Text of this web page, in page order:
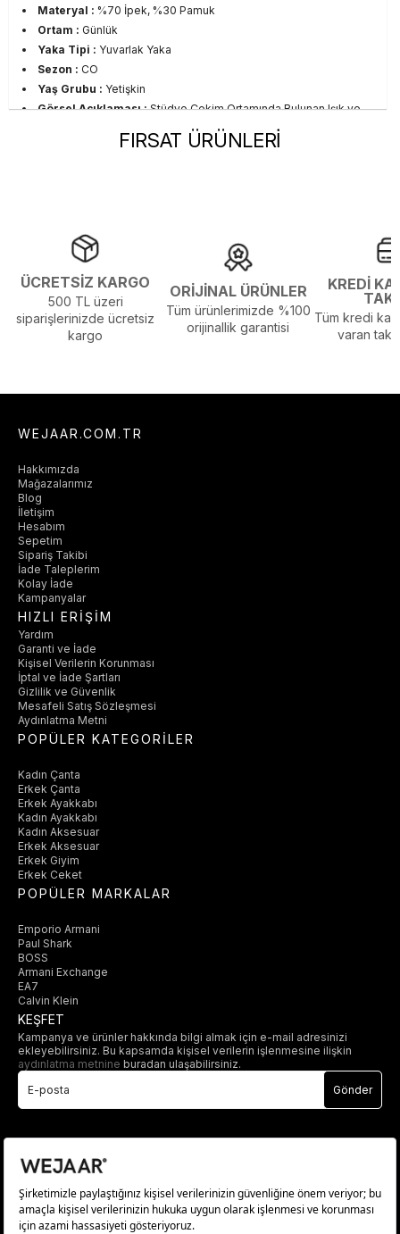
Materyal : %70 İpek, %30 Pamuk
Ortam : Günlük
Yaka Tipi : Yuvarlak Yaka
Sezon : CO
Yaş Grubu : Yetişkin
Görsel Açıklaması :Stüdyo Çekim Ortamında Bulunan Işık ve
Gölgelenmelerden Dolayı Renk Farklılıkları Olabilir
FIRSAT ÜRÜNLERİ
ÜCRETSİZ KARGO
500 TL üzeri
siparişlerinizde ücretsiz
kargo
ORİJİNAL ÜRÜNLER
Tüm ürünlerimizde %100
orijinallik garantisi
KREDİ
Tüm kredi
varan
WEJAAR.COM.TR
Hakkımızda
Mağazalarımız
Blog
İletişim
Hesabım
Sepetim
Sipariş Takibi
İade Taleplerim
Kolay İade
Kampanyalar
HIZLI ERİŞİM
Yardım
Garanti ve İade
Kişisel Verilerin Korunması
İptal ve İade Şartları
Gizlilik ve Güvenlik
Mesafeli Satış Sözleşmesi
Aydınlatma Metni
POPÜLER KATEGORİLER
Kadın Çanta
Erkek Çanta
Erkek Ayakkabı
Kadın Ayakkabı
Kadın Aksesuar
Erkek Aksesuar
Erkek Giyim
Erkek Ceket
POPÜLER MARKALAR
Emporio Armani
Paul Shark
BOSS
Armani Exchange
EA7
Calvin Klein
KEŞFET
Kampanya ve ürünler hakkında bilgi almak için e-mail adresinizi
ekleyebilirsiniz. Bu kapsamda kişisel verilerin işlenmesine ilişkin
aydınlatma metnine buradan ulaşabilirsiniz.
Gönder
© 2025 wejaar.com.tr. tüm hakları saklıdır.